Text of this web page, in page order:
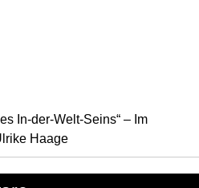
In-der-Welt-Seins“ – Im
Haage